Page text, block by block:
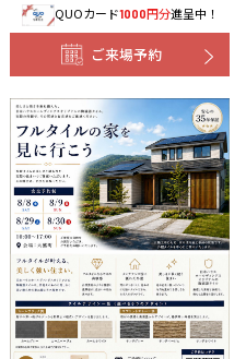
QUOカード1000円分進呈中！
ご来場予約